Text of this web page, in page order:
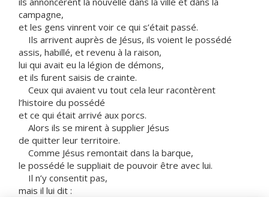
campagne,
et les gens vinrent voir ce qui s’était passé.
Ils arrivent auprès de Jésus, ils voient le possédé
assis, habillé, et revenu à la raison,
lui qui avait eu la légion de démons,
et ils furent saisis de crainte.
Ceux qui avaient vu tout cela leur racontèrent
l’histoire du possédé
et ce qui était arrivé aux porcs.
Alors ils se mirent à supplier Jésus
de quitter leur territoire.
Comme Jésus remontait dans la barque,
le possédé le suppliait de pouvoir être avec lui.
Il n’y consentit pas,
mais il lui dit :